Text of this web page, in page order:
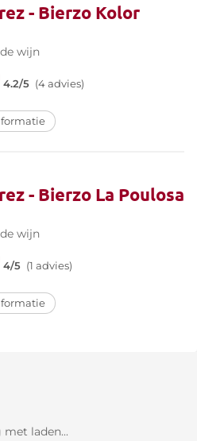
- Bierzo Kolor
wijn
4.2/5 (4 advies)
- Bierzo La Poulosa
wijn
4/5 (1 advies)
met laden...